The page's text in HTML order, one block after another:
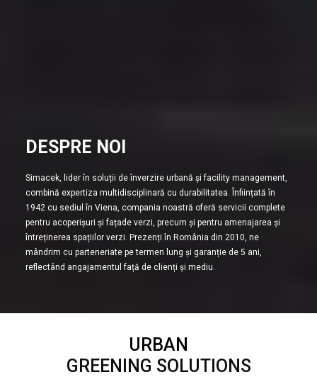
DESPRE NOI
Simacek, lider în soluții de înverzire urbană și facility management,
combină expertiza multidisciplinară cu durabilitatea. Înființată în
1942 cu sediul în Viena, compania noastră oferă servicii complete
pentru acoperișuri și fațade verzi, precum și pentru amenajarea și
întreținerea spațiilor verzi. Prezenți în România din 2010, ne
mândrim cu parteneriate pe termen lung și garanție de 5 ani,
reflectând angajamentul față de clienți și mediu.
URBAN
GREENING SOLUTIONS